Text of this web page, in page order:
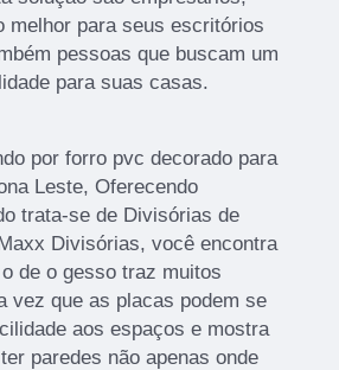
melhor para seus escritórios
pessoas que buscam um
para suas casas.
por forro pvc decorado para
Leste, Oferecendo
trata-se de Divisórias de
Divisórias, você encontra
de o gesso traz muitos
vez que as placas podem se
aos espaços e mostra
paredes não apenas onde